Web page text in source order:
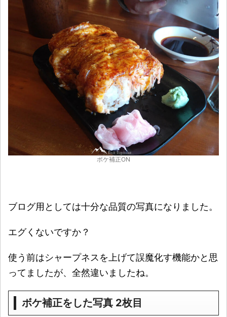
ボケ補正ON
ブログ用としては十分な品質の写真になりました。
エグくないですか？
使う前はシャープネスを上げて誤魔化す機能かと思
ってましたが、全然違いましたね。
ボケ補正をした写真 2枚目